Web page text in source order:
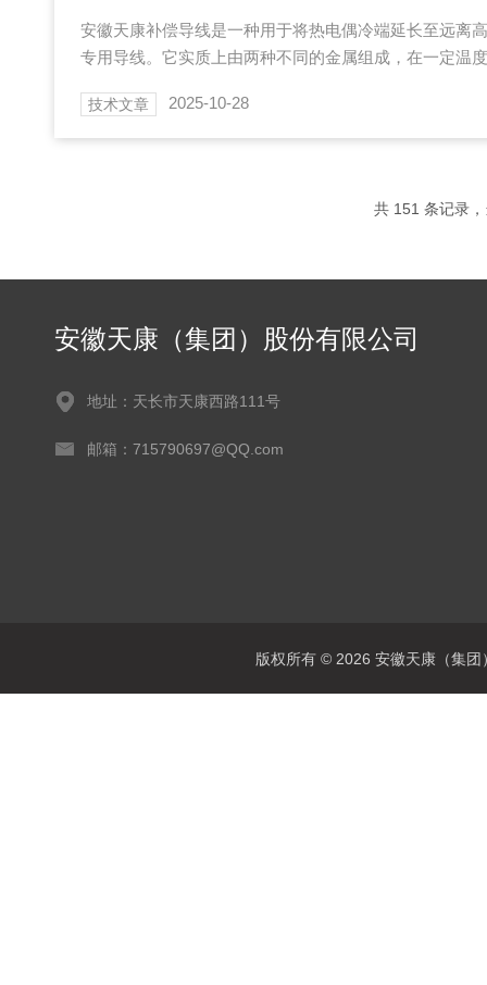
安徽天康补偿导线是一种用于将热电偶冷端延长至远离
专用导线。它实质上由两种不同的金属组成，在一定温
输出的温度信号传输到数十米外的控制室，进而传递给
准确传递：在实际应用中，由于热电偶产生的热电动势
技术文章 2025-10-28
共 151 条记录
安徽天康（集团）股份有限公司
地址：天长市天康西路111号
邮箱：715790697@QQ.com
版权所有 © 2026 安徽天康（集